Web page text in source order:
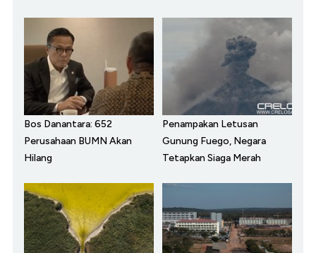
Bos Danantara: 652
Perusahaan BUMN Akan
Hilang
Penampakan Letusan
Gunung Fuego, Negara
Tetapkan Siaga Merah